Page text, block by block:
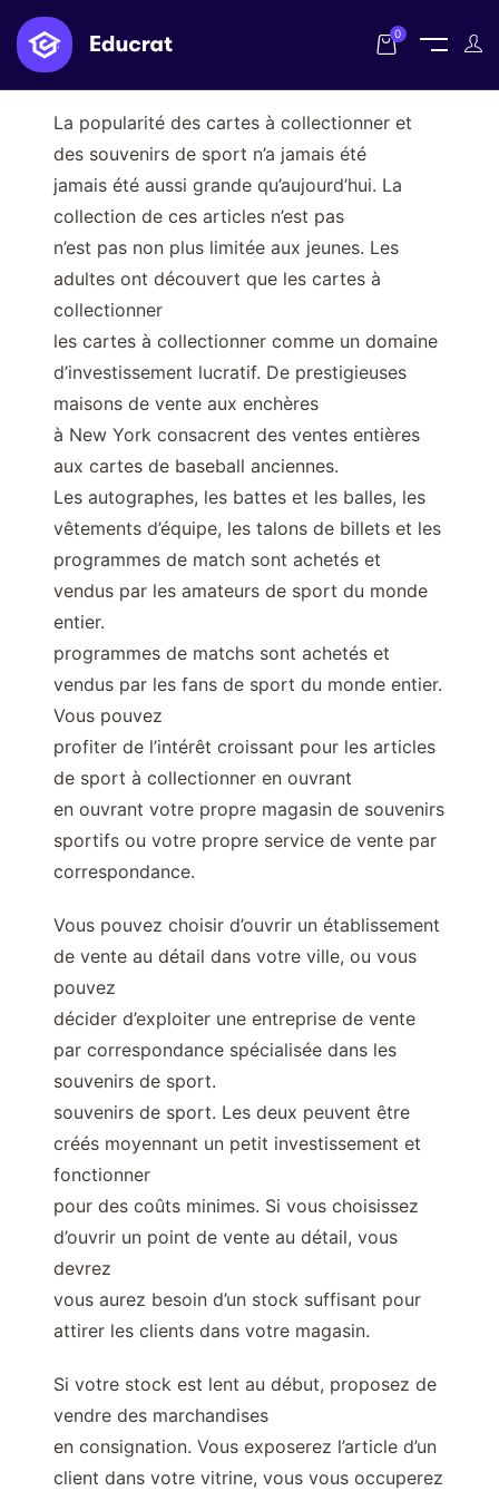
0
DANS LES SOUVENIRS DE SPORT
La popularité des cartes à collectionner et
des souvenirs de sport n’a jamais été
jamais été aussi grande qu’aujourd’hui. La
collection de ces articles n’est pas
n’est pas non plus limitée aux jeunes. Les
adultes ont découvert que les cartes à
collectionner
les cartes à collectionner comme un domaine
d’investissement lucratif. De prestigieuses
maisons de vente aux enchères
à New York consacrent des ventes entières
aux cartes de baseball anciennes.
Les autographes, les battes et les balles, les
vêtements d’équipe, les talons de billets et les
programmes de match sont achetés et
vendus par les amateurs de sport du monde
entier.
programmes de matchs sont achetés et
vendus par les fans de sport du monde entier.
Vous pouvez
profiter de l’intérêt croissant pour les articles
de sport à collectionner en ouvrant
en ouvrant votre propre magasin de souvenirs
sportifs ou votre propre service de vente par
correspondance.
Vous pouvez choisir d’ouvrir un établissement
de vente au détail dans votre ville, ou vous
pouvez
décider d’exploiter une entreprise de vente
par correspondance spécialisée dans les
souvenirs de sport.
souvenirs de sport. Les deux peuvent être
créés moyennant un petit investissement et
fonctionner
pour des coûts minimes. Si vous choisissez
d’ouvrir un point de vente au détail, vous
devrez
vous aurez besoin d’un stock suffisant pour
attirer les clients dans votre magasin.
Si votre stock est lent au début, proposez de
vendre des marchandises
en consignation. Vous exposerez l’article d’un
client dans votre vitrine, vous vous occuperez